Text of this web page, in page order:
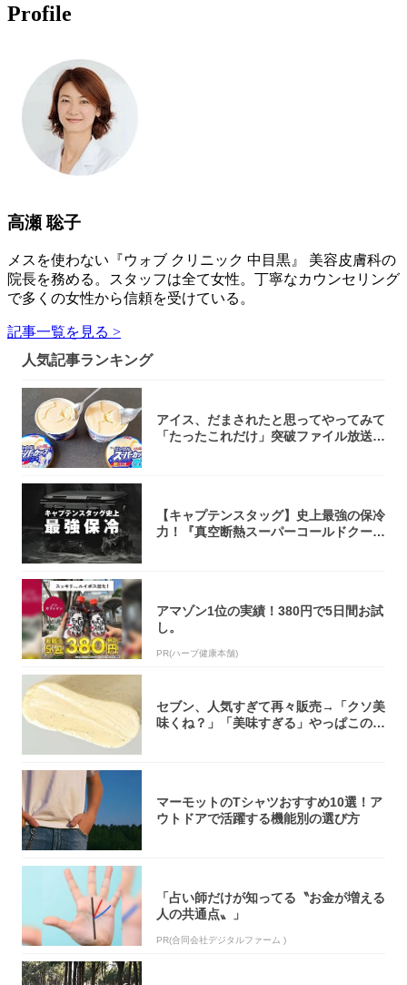
Profile
高瀬 聡子
メスを使わない『ウォブ クリニック 中目黒』 美容皮膚科の
院長を務める。スタッフは全て女性。丁寧なカウンセリング
で多くの女性から信頼を受けている。
記事一覧を見る >
人気記事ランキング
アイス、だまされたと思ってやってみて
「たったこれだけ」突破ファイル放送で
【キャプテンスタッグ】史上最強の保冷
力！『真空断熱スーパーコールドクーラ
アマゾン1位の実績！380円で5日間お試
し。
PR(ハーブ健康本舗)
セブン、人気すぎて再々販売→「クソ美
味くね？」「美味すぎる」やっぱこのク
マーモットのTシャツおすすめ10選！ア
ウトドアで活躍する機能別の選び方
「占い師だけが知ってる〝お金が増える
人の共通点〟」
PR(合同会社デジタルファーム )